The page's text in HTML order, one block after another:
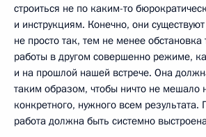
строиться не по каким-то
и инструкциям. Конечно, они
не просто так, тем не менее обстановка
работы в другом совершенно режиме,
и на прошлой нашей встрече. Она
таким образом, чтобы ничто не мешало
конкретного, нужного всем результата.
работа должна быть системно